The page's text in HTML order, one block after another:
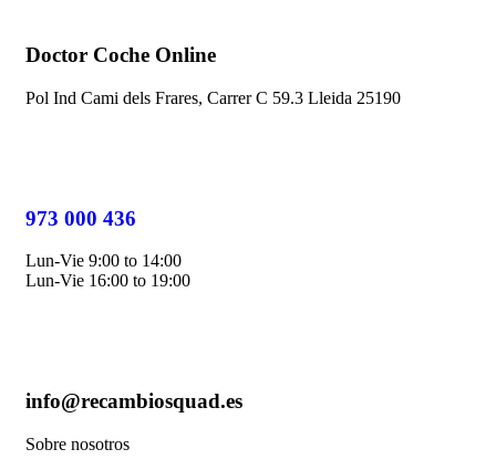
Doctor Coche Online
Pol Ind Cami dels Frares, Carrer C 59.3 Lleida 25190
973 000 436
Lun-Vie 9:00 to 14:00
Lun-Vie 16:00 to 19:00
info@recambiosquad.es
Sobre nosotros